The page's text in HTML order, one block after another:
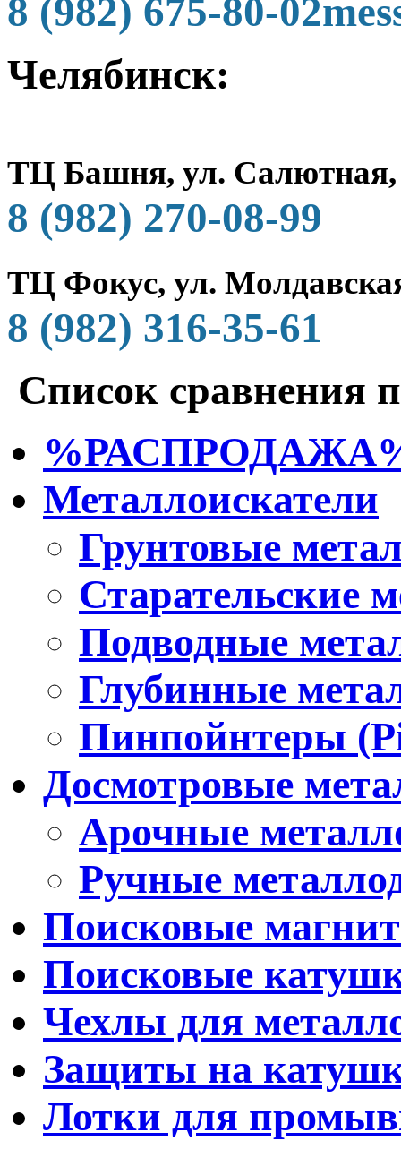
8 (982) 675-80-02
Челябинск:
ТЦ Башня, ул. Салютная,
8 (982) 270-08-99
ТЦ Фокус, ул.
8 (982) 316-35-61
Список сравнения
Металлоискатели
Грунтовые
Старательские
Подводные
Глубинные
Пинпойнтеры
Досмотровые
Арочные
Ручные
Поисковые
Поисковые
Чехлы для
Защиты на
Лотки для